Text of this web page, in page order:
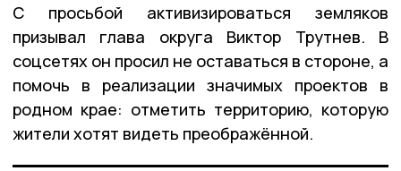
С просьбой активизироваться земляков
призывал глава округа Виктор Трутнев. В
соцсетях он просил не оставаться в стороне, а
помочь в реализации значимых проектов в
родном крае: отметить территорию, которую
жители хотят видеть преображённой.